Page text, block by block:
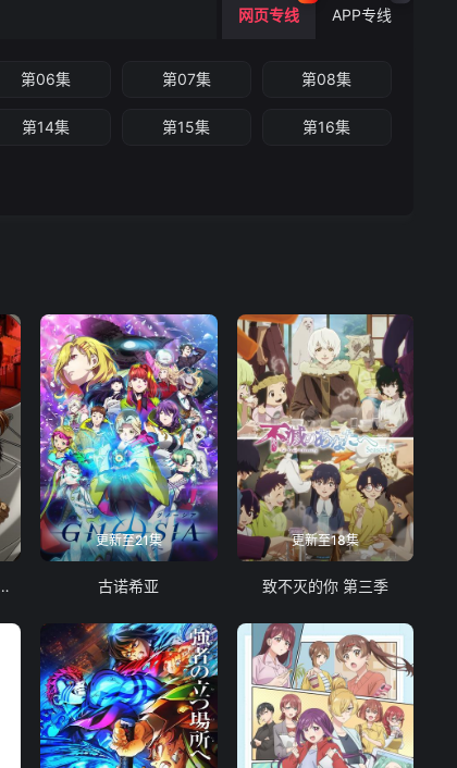
网页专线 APP专线
第06集 第07集 第08集
第14集 第15集 第16集
为假面骑士
更新至21集
古诺希亚
更新至18集
致不灭的你 第三季